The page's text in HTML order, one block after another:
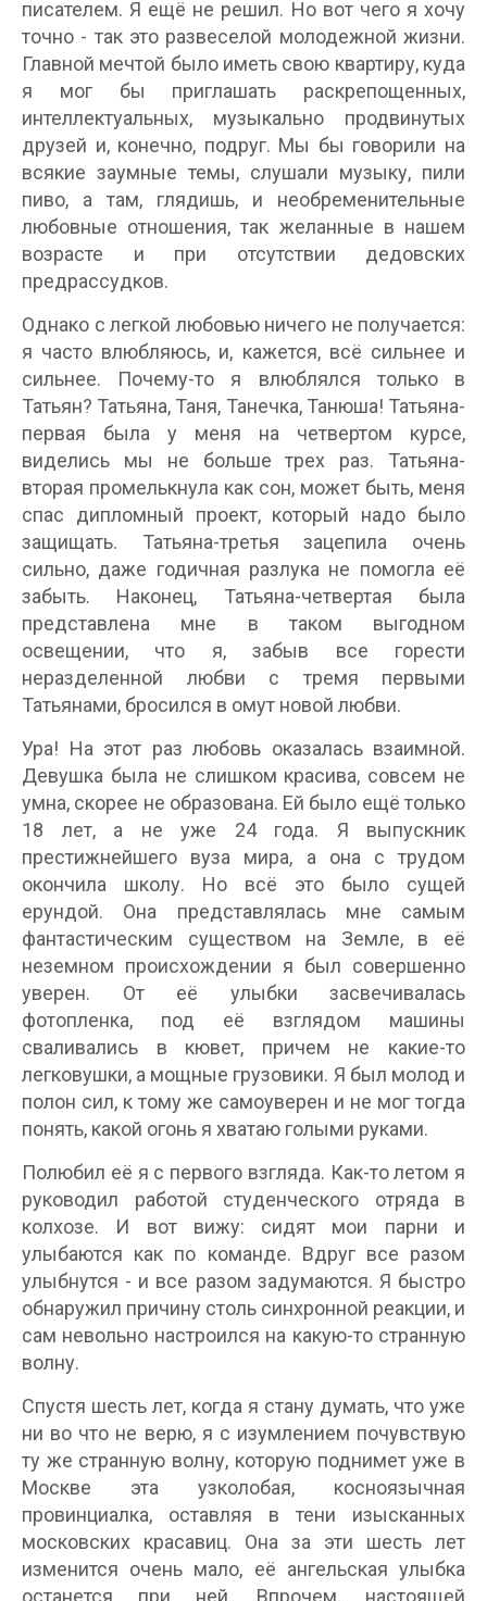
писателем. Я ещё не решил. Но вот чего я хочу
точно - так это развеселой молодежной жизни.
Главной мечтой было иметь свою квартиру, куда
я мог бы приглашать раскрепощенных,
интеллектуальных, музыкально продвинутых
друзей и, конечно, подруг. Мы бы говорили на
всякие заумные темы, слушали музыку, пили
пиво, а там, глядишь, и необременительные
любовные отношения, так желанные в нашем
возрасте и при отсутствии дедовских
предрассудков.
Однако с легкой любовью ничего не получается:
я часто влюбляюсь, и, кажется, всё сильнее и
сильнее. Почему-то я влюблялся только в
Татьян? Татьяна, Таня, Танечка, Танюша! Татьяна-
первая была у меня на четвертом курсе,
виделись мы не больше трех раз. Татьяна-
вторая промелькнула как сон, может быть, меня
спас дипломный проект, который надо было
защищать. Татьяна-третья зацепила очень
сильно, даже годичная разлука не помогла её
забыть. Наконец, Татьяна-четвертая была
представлена мне в таком выгодном
освещении, что я, забыв все горести
неразделенной любви с тремя первыми
Татьянами, бросился в омут новой любви.
Ура! На этот раз любовь оказалась взаимной.
Девушка была не слишком красива, совсем не
умна, скорее не образована. Ей было ещё только
18 лет, а не уже 24 года. Я выпускник
престижнейшего вуза мира, а она с трудом
окончила школу. Но всё это было сущей
ерундой. Она представлялась мне самым
фантастическим существом на Земле, в её
неземном происхождении я был совершенно
уверен. От её улыбки засвечивалась
фотопленка, под её взглядом машины
сваливались в кювет, причем не какие-то
легковушки, а мощные грузовики. Я был молод и
полон сил, к тому же самоуверен и не мог тогда
понять, какой огонь я хватаю голыми руками.
Полюбил её я с первого взгляда. Как-то летом я
руководил работой студенческого отряда в
колхозе. И вот вижу: сидят мои парни и
улыбаются как по команде. Вдруг все разом
улыбнутся - и все разом задумаются. Я быстро
обнаружил причину столь синхронной реакции, и
сам невольно настроился на какую-то странную
волну.
Спустя шесть лет, когда я стану думать, что уже
ни во что не верю, я с изумлением почувствую
ту же странную волну, которую поднимет уже в
Москве эта узколобая, косноязычная
провинциалка, оставляя в тени изысканных
московских красавиц. Она за эти шесть лет
изменится очень мало, её ангельская улыбка
останется при ней. Впрочем, настоящей